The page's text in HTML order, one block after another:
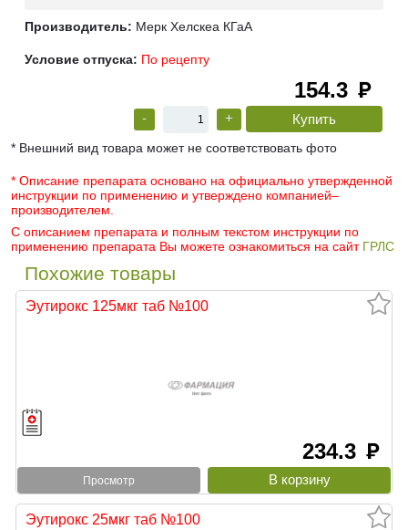
Производитель: Мерк Хелскеа КГаА
Условие отпуска: По рецепту
154.3 руб
- +
* Внешний вид товара может не соответствовать фото
* Описание препарата основано на официально утвержденной
инструкции по применению и утверждено компанией–
производителем.
С описанием препарата и полным текстом инструкции по
применению препарата Вы можете ознакомиться на сайт ГРЛС
Похожие товары
Эутирокс 125мкг таб №100
234.3 руб
Просмотр
Эутирокс 25мкг таб №100